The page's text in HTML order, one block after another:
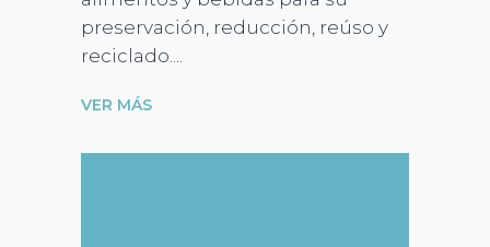
preservación, reducción, reúso y
reciclado.
VER MÁS